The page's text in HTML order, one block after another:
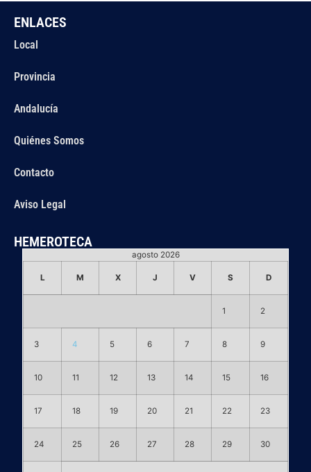
ENLACES
Local
Provincia
Andalucía
Quiénes Somos
Contacto
Aviso Legal
HEMEROTECA
agosto 2026
L M X J V S D
1 2
3 4 5 6 7 8 9
10 11 12 13 14 15 16
17 18 19 20 21 22 23
24 25 26 27 28 29 30